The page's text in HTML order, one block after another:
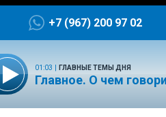
+7 (967) 200 97 02
01:03 ГЛАВНЫЕ ТЕМЫ ДНЯ
Главное. О чем